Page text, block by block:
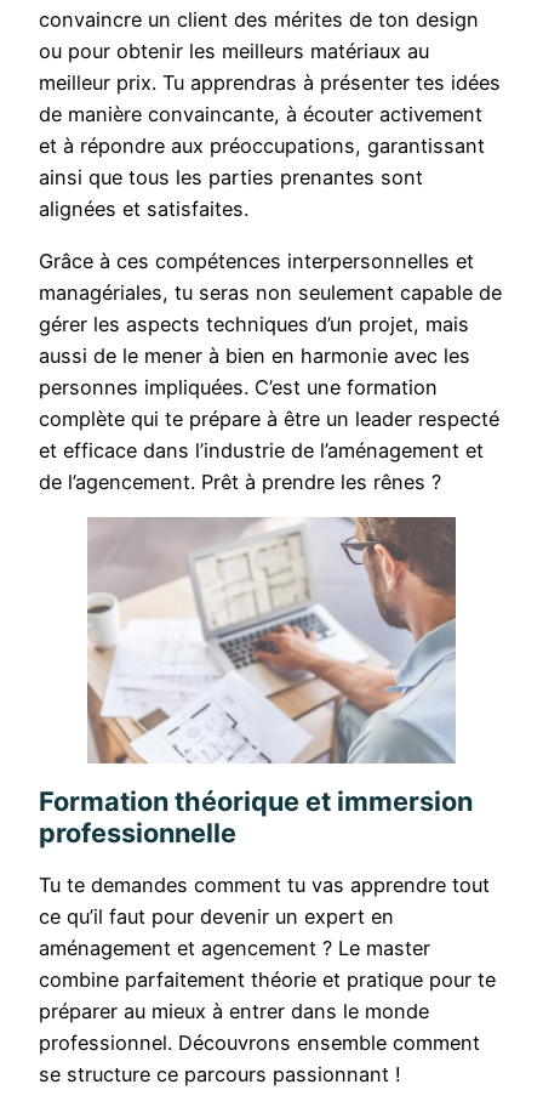
convaincre un client des mérites de ton design
ou pour obtenir les meilleurs matériaux au
meilleur prix. Tu apprendras à présenter tes idées
de manière convaincante, à écouter activement
et à répondre aux préoccupations, garantissant
ainsi que tous les parties prenantes sont
alignées et satisfaites.
Grâce à ces compétences interpersonnelles et
managériales, tu seras non seulement capable de
gérer les aspects techniques d’un projet, mais
aussi de le mener à bien en harmonie avec les
personnes impliquées. C’est une formation
complète qui te prépare à être un leader respecté
et efficace dans l’industrie de l’aménagement et
de l’agencement. Prêt à prendre les rênes ?
Formation théorique et immersion
professionnelle
Tu te demandes comment tu vas apprendre tout
ce qu’il faut pour devenir un expert en
aménagement et agencement ? Le master
combine parfaitement théorie et pratique pour te
préparer au mieux à entrer dans le monde
professionnel. Découvrons ensemble comment
se structure ce parcours passionnant !